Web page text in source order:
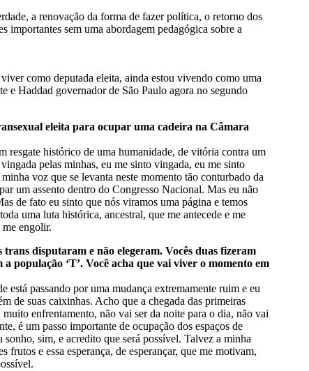
a renovação da forma de fazer política, o retorno dos
importantes sem uma abordagem pedagógica sobre a
como deputada eleita, ainda estou vivendo como uma
e Haddad governador de São Paulo agora no segundo
eleita para ocupar uma cadeira na Câmara
resgate histórico de uma humanidade, de vitória contra um
pelas minhas, eu me sinto vingada, eu me sinto
voz que se levanta neste momento tão conturbado da
um assento dentro do Congresso Nacional. Mas eu não
de fato eu sinto que nós viramos uma página e temos
uma luta histórica, ancestral, que me antecede e me
me engolir.
disputaram e não elegeram. Vocês duas fizeram
população ‘T’. Você acha que vai viver o momento em
está passando por uma mudança extremamente ruim e eu
de suas caixinhas. Acho que a chegada das primeiras
enfrentamento, não vai ser da noite para o dia, não vai
é um passo importante de ocupação dos espaços de
sonho, sim, e acredito que será possível. Talvez a minha
frutos e essa esperança, de esperançar, que me motivam,